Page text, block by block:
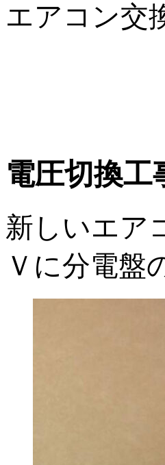
エアコン交
電圧切換工
新しいエア
Ｖに分電盤